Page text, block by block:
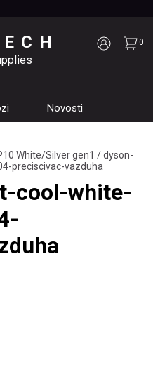
Novosti
0
White/Silver gen1 /dyson-
preciscivac-vazduha
cool-white-